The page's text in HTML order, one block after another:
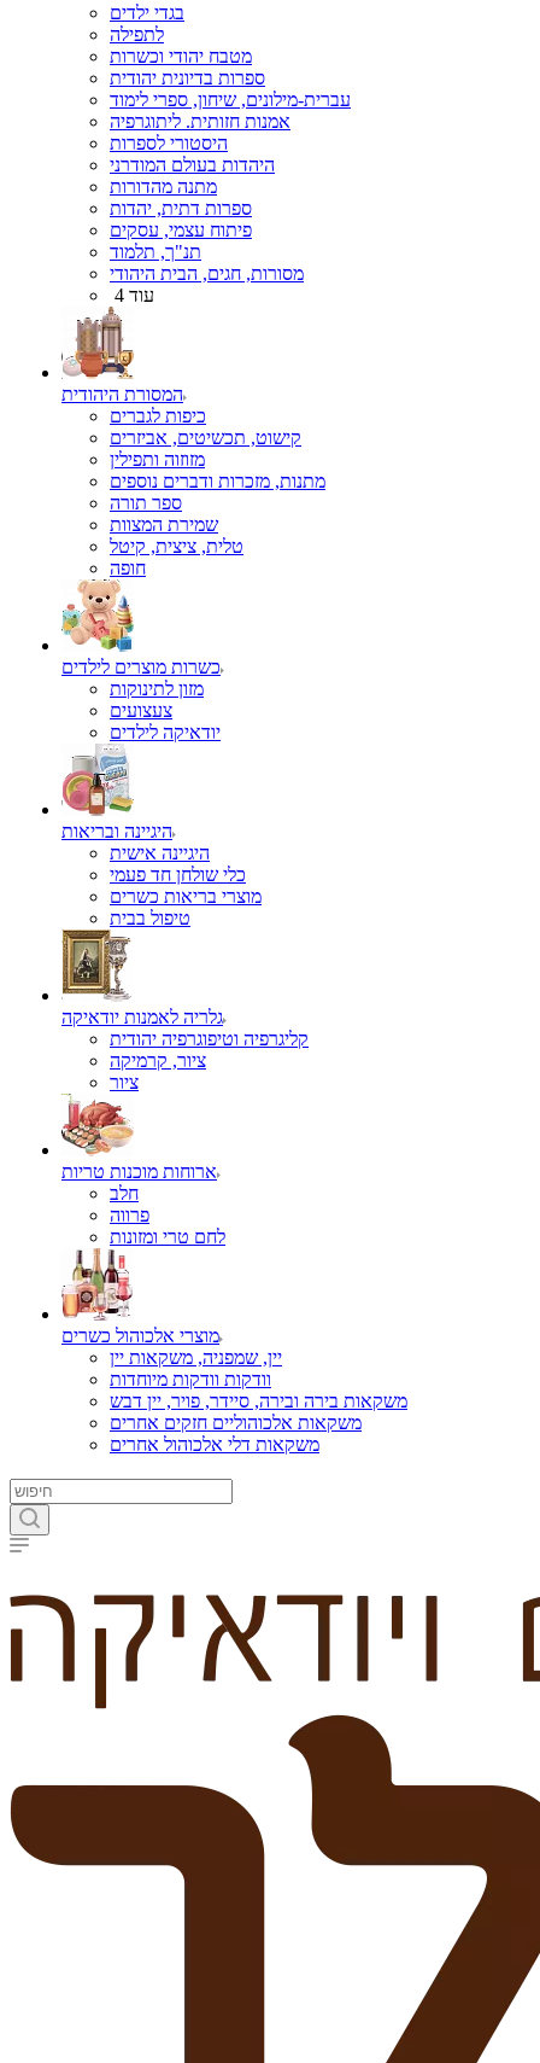
בגדי ילדים
לתפילה
מטבח יהודי וכשרות
ספרות בדיונית יהודית
עברית-מילונים, שיחון, ספרי לימוד
אמנות חזותית. ליתוגרפיה
היסטורי לספרות
היהדות בעולם המודרני
מתנה מהדורות
ספרות דתית, יהדות
פיתוח עצמי, עסקים
תנ"ך, תלמוד
מסורות, חגים, הבית היהודי
עוד 4
המסורת היהודית
כיפות לגברים
קישוט, תכשיטים, אביזרים
מזוזוה ותפילין
מתנות, מזכרות ודברים נוספים
ספר תורה
שמירת המצוות
טלית, ציצית, קיטל
כשרות מוצרים לילדים
מזון לתינוקות
צעצועים
יודאיקה לילדים
היגיינה ובריאות
היגיינה אישית
כלי שולחן חד פעמי
מוצרי בריאות כשרים
טיפול בבית
גלריה לאמנות יודאיקה
קליגרפיה וטיפוגרפיה יהודית
ציור, קרמיקה
ציור
ארוחות מוכנות טריות
חלב
פרווה
לחם טרי ומזונות
מוצרי אלכוהול כשרים
יין, שמפניה, משקאות יין
וודקות וודקות מיוחדות
משקאות בירה ובירה, סיידר, פויר, יין דבש
משקאות אלכוהוליים חזקים אחרים
משקאות דלי אלכוהול אחרים